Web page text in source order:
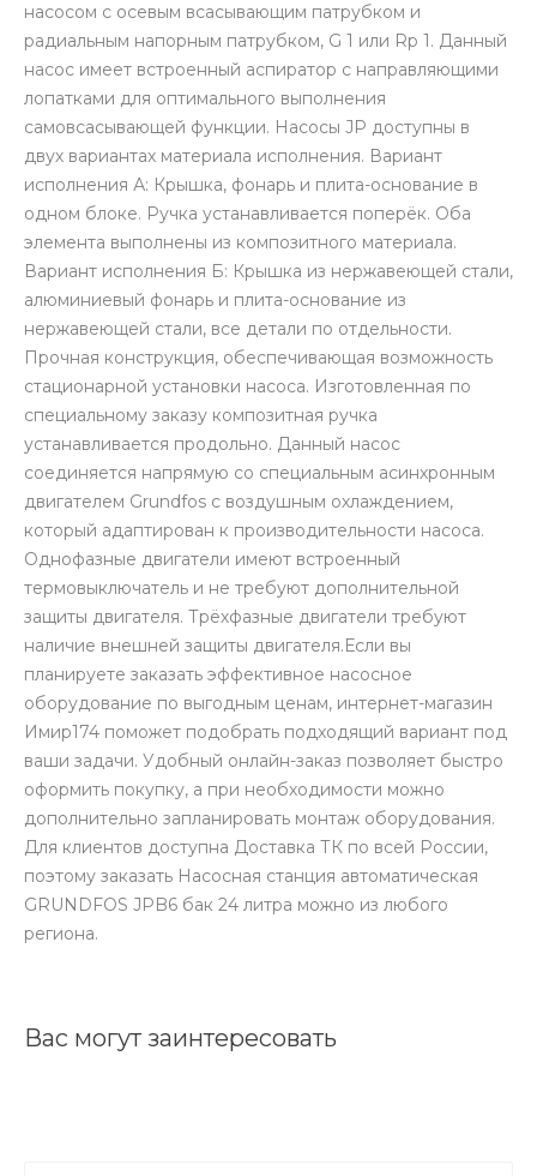
насосом с осевым всасывающим патрубком и
радиальным напорным патрубком, G 1 или Rp 1. Данный
насос имеет встроенный аспиратор с направляющими
лопатками для оптимального выполнения
самовсасывающей функции. Насосы JP доступны в
двух вариантах материала исполнения. Вариант
исполнения А: Крышка, фонарь и плита-основание в
одном блоке. Ручка устанавливается поперёк. Оба
элемента выполнены из композитного материала.
Вариант исполнения Б: Крышка из нержавеющей стали,
алюминиевый фонарь и плита-основание из
нержавеющей стали, все детали по отдельности.
Прочная конструкция, обеспечивающая возможность
стационарной установки насоса. Изготовленная по
специальному заказу композитная ручка
устанавливается продольно. Данный насос
соединяется напрямую со специальным асинхронным
двигателем Grundfos с воздушным охлаждением,
который адаптирован к производительности насоса.
Однофазные двигатели имеют встроенный
термовыключатель и не требуют дополнительной
защиты двигателя. Трёхфазные двигатели требуют
наличие внешней защиты двигателя.Если вы
планируете заказать эффективное насосное
оборудование по выгодным ценам, интернет-магазин
Имир174 поможет подобрать подходящий вариант под
ваши задачи. Удобный онлайн-заказ позволяет быстро
оформить покупку, а при необходимости можно
дополнительно запланировать монтаж оборудования.
Для клиентов доступна Доставка ТК по всей России,
поэтому заказать Насосная станция автоматическая
GRUNDFOS JPB6 бак 24 литра можно из любого
региона.
Вас могут заинтересовать